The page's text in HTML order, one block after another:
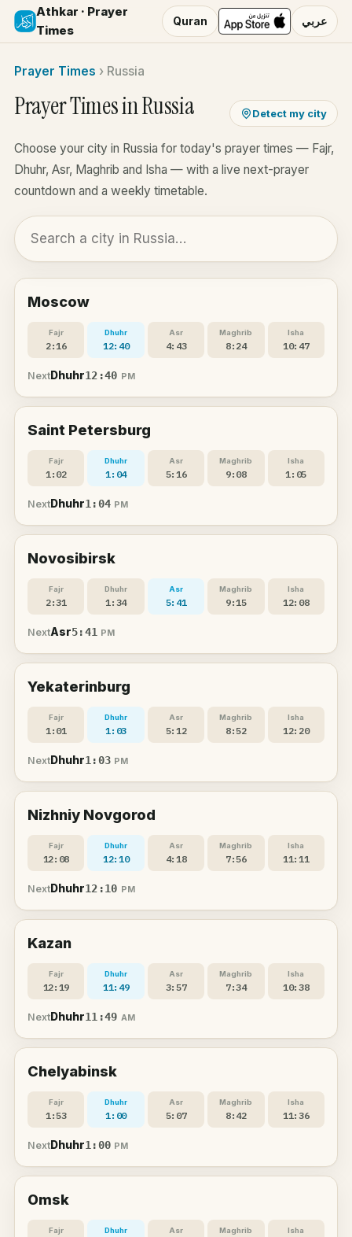
Athkar · Prayer
Times
Quran عربي
Prayer Times › Russia
Prayer Times in Russia Detect my city
Choose your city in Russia for today's prayer times — Fajr,
Dhuhr, Asr, Maghrib and Isha — with a live next-prayer
countdown and a weekly timetable.
Moscow
Fajr
2:16
Dhuhr
12:40
Asr
4:43
Maghrib
8:24
Isha
10:47
Next Dhuhr12:40 PM
Saint Petersburg
Fajr
1:02
Dhuhr
1:04
Asr
5:16
Maghrib
9:08
Isha
1:05
Next Dhuhr1:04 PM
Novosibirsk
Fajr
2:31
Dhuhr
1:34
Asr
5:41
Maghrib
9:15
Isha
12:08
NextAsr5:41 PM
Yekaterinburg
Fajr
1:01
Dhuhr
1:03
Asr
5:12
Maghrib
8:52
Isha
12:20
Next Dhuhr1:03 PM
Nizhniy Novgorod
Fajr
12:08
Dhuhr
12:10
Asr
4:18
Maghrib
7:56
Isha
11:11
Next Dhuhr12:10 PM
Kazan
Fajr
12:19
Dhuhr
11:49
Asr
3:57
Maghrib
7:34
Isha
10:38
Next Dhuhr11:49 AM
Chelyabinsk
Fajr
1:53
Dhuhr
1:00
Asr
5:07
Maghrib
8:42
Isha
11:36
Next Dhuhr1:00 PM
Omsk
Fajr Dhuhr Asr Maghrib Isha